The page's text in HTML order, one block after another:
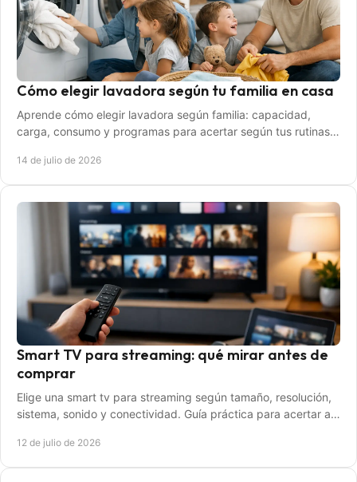
Cómo elegir lavadora según tu familia en casa
Aprende cómo elegir lavadora según familia: capacidad,
carga, consumo y programas para acertar según tus rutinas,
14 de julio de 2026
Smart TV para streaming: qué mirar antes de
comprar
Elige una smart tv para streaming según tamaño, resolución,
sistema, sonido y conectividad. Guía práctica para acertar al
12 de julio de 2026